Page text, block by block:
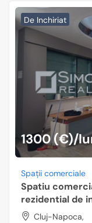
De Inchiriat
1300 (€)/
Spații comerciale
Spatiu
rezidential de
Cluj-Napoca,